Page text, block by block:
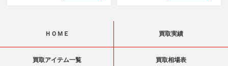
ＨＯＭＥ 買取実績
買取アイテム一覧 買取相場表